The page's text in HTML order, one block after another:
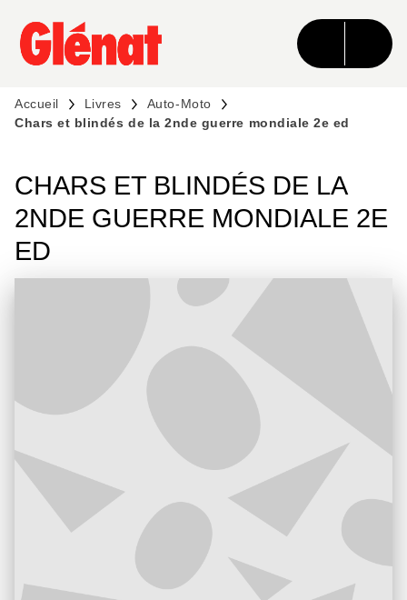
MENU RECHERCHE CONTENU
PIED DE PAGE
Accueil Livres
Auto-Moto
Chars et blindés de la 2nde guerre mondiale 2e ed
CHARS ET BLINDÉS DE LA
2NDE GUERRE MONDIALE 2E
ED